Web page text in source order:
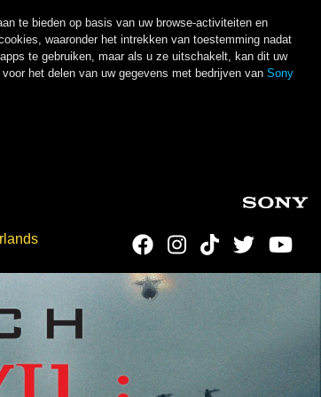
te bieden op basis van uw browse-activiteiten en
waaronder het intrekken van toestemming nadat
te gebruiken, maar als u ze uitschakelt, kan dit uw
het delen van uw gegevens met bedrijven van Sony
Social Links